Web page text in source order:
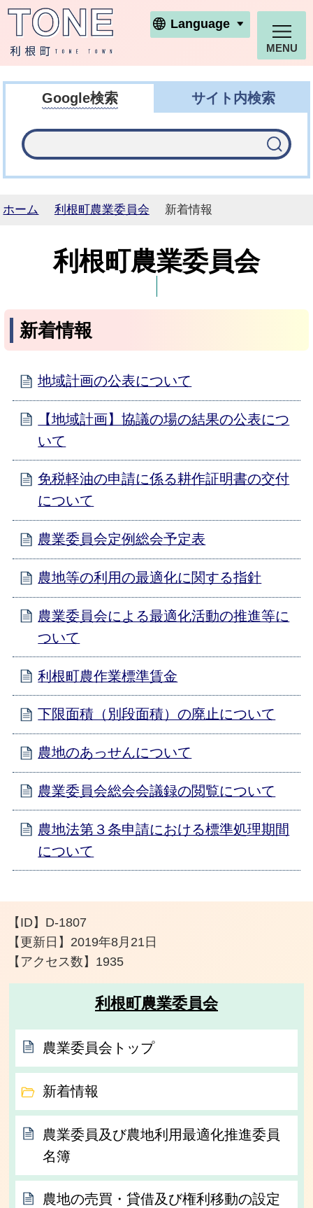
利根町ホームページ
Language
MENU
Google検索 サイト内検索
ホーム 利根町農業委員会 新着情報
利根町農業委員会
新着情報
地域計画の公表について
【地域計画】協議の場の結果の公表につ
いて
免税軽油の申請に係る耕作証明書の交付
について
農業委員会定例総会予定表
農地等の利用の最適化に関する指針
農業委員会による最適化活動の推進等に
ついて
利根町農作業標準賃金
下限面積（別段面積）の廃止について
農地のあっせんについて
農業委員会総会会議録の閲覧について
農地法第３条申請における標準処理期間
について
【ID】 D-1807
【更新日】 2019年8月21日
【アクセス数】 1935
利根町農業委員会
農業委員会トップ
新着情報
農業委員及び農地利用最適化推進委員
名簿
農地の売買・貸借及び権利移動の設定